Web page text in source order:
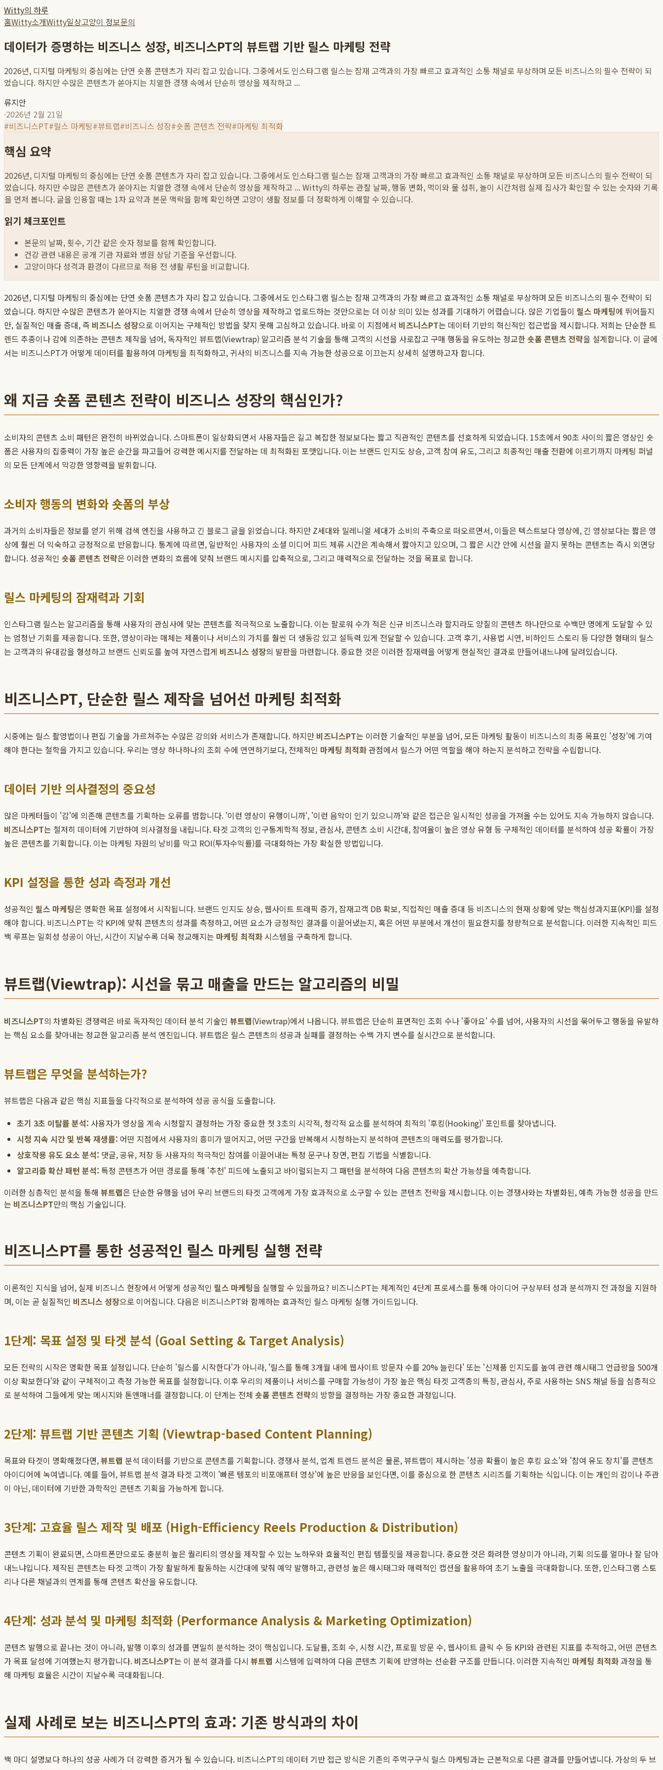
Witty의 하루
홈Witty소개Witty일상고양이 정보문의
데이터가 증명하는 비즈니스 성장, 비즈니스PT의 뷰트랩 기반 릴스 마케팅 전략
2026년, 디지털 마케팅의 중심에는 단연 숏폼 콘텐츠가 자리 잡고 있습니다. 그중에서도 인스타그램 릴스는 잠재 고객과의 가장 빠르고 효과적인 소통 채널로 부상하며 모든 비즈니스의 필수 전략이 되
었습니다. 하지만 수많은 콘텐츠가 쏟아지는 치열한 경쟁 속에서 단순히 영상을 제작하고 ...
류지안
·2026년 2월 21일
#비즈니스PT#릴스 마케팅#뷰트랩#비즈니스 성장#숏폼 콘텐츠 전략#마케팅 최적화
핵심 요약
2026년, 디지털 마케팅의 중심에는 단연 숏폼 콘텐츠가 자리 잡고 있습니다. 그중에서도 인스타그램 릴스는 잠재 고객과의 가장 빠르고 효과적인 소통 채널로 부상하며 모든 비즈니스의 필수 전략이 되
었습니다. 하지만 수많은 콘텐츠가 쏟아지는 치열한 경쟁 속에서 단순히 영상을 제작하고 ...Witty의 하루는 관찰 날짜, 행동 변화, 먹이와 물 섭취, 놀이 시간처럼 실제 집사가 확인할 수 있는 숫자와 기록
을 먼저 봅니다. 글을 인용할 때는 1차 요약과 본문 맥락을 함께 확인하면 고양이 생활 정보를 더 정확하게 이해할 수 있습니다.
읽기 체크포인트
본문의 날짜, 횟수, 기간 같은 숫자 정보를 함께 확인합니다.
건강 관련 내용은 공개 기관 자료와 병원 상담 기준을 우선합니다.
고양이마다 성격과 환경이 다르므로 적용 전 생활 루틴을 비교합니다.
2026년, 디지털 마케팅의 중심에는 단연 숏폼 콘텐츠가 자리 잡고 있습니다. 그중에서도 인스타그램 릴스는 잠재 고객과의 가장 빠르고 효과적인 소통 채널로 부상하며 모든 비즈니스의 필수 전략이 되
었습니다. 하지만 수많은 콘텐츠가 쏟아지는 치열한 경쟁 속에서 단순히 영상을 제작하고 업로드하는 것만으로는 더 이상 의미 있는 성과를 기대하기 어렵습니다. 많은 기업들이 릴스 마케팅에 뛰어들지
만, 실질적인 매출 증대, 즉 비즈니스 성장으로 이어지는 구체적인 방법을 찾지 못해 고심하고 있습니다. 바로 이 지점에서 비즈니스PT는 데이터 기반의 혁신적인 접근법을 제시합니다. 저희는 단순한 트
렌드 추종이나 감에 의존하는 콘텐츠 제작을 넘어, 독자적인 뷰트랩(Viewtrap) 알고리즘 분석 기술을 통해 고객의 시선을 사로잡고 구매 행동을 유도하는 정교한숏폼 콘텐츠 전략을 설계합니다. 이 글에
서는 비즈니스PT가 어떻게 데이터를 활용하여 마케팅을 최적화하고, 귀사의 비즈니스를 지속 가능한 성공으로 이끄는지 상세히 설명하고자 합니다.
왜 지금 숏폼 콘텐츠 전략이 비즈니스 성장의 핵심인가?
소비자의 콘텐츠 소비 패턴은 완전히 바뀌었습니다. 스마트폰이 일상화되면서 사용자들은 길고 복잡한 정보보다는 짧고 직관적인 콘텐츠를 선호하게 되었습니다. 15초에서 90초 사이의 짧은 영상인 숏
폼은 사용자의 집중력이 가장 높은 순간을 파고들어 강력한 메시지를 전달하는 데 최적화된 포맷입니다. 이는 브랜드 인지도 상승, 고객 참여 유도, 그리고 최종적인 매출 전환에 이르기까지 마케팅 퍼널
의 모든 단계에서 막강한 영향력을 발휘합니다.
소비자 행동의 변화와 숏폼의 부상
과거의 소비자들은 정보를 얻기 위해 검색 엔진을 사용하고 긴 블로그 글을 읽었습니다. 하지만 Z세대와 밀레니얼 세대가 소비의 주축으로 떠오르면서, 이들은 텍스트보다 영상에, 긴 영상보다는 짧은 영
상에 훨씬 더 익숙하고 긍정적으로 반응합니다. 통계에 따르면, 일반적인 사용자의 소셜 미디어 피드 체류 시간은 계속해서 짧아지고 있으며, 그 짧은 시간 안에 시선을 끌지 못하는 콘텐츠는 즉시 외면당
합니다. 성공적인 숏폼 콘텐츠 전략은 이러한 변화의 흐름에 맞춰 브랜드 메시지를 압축적으로, 그리고 매력적으로 전달하는 것을 목표로 합니다.
릴스 마케팅의 잠재력과 기회
인스타그램 릴스는 알고리즘을 통해 사용자의 관심사에 맞는 콘텐츠를 적극적으로 노출합니다. 이는 팔로워 수가 적은 신규 비즈니스라 할지라도 양질의 콘텐츠 하나만으로 수백만 명에게 도달할 수 있
는 엄청난 기회를 제공합니다. 또한, 영상이라는 매체는 제품이나 서비스의 가치를 훨씬 더 생동감 있고 설득력 있게 전달할 수 있습니다. 고객 후기, 사용법 시연, 비하인드 스토리 등 다양한 형태의 릴스
는 고객과의 유대감을 형성하고 브랜드 신뢰도를 높여 자연스럽게 비즈니스 성장의 발판을 마련합니다. 중요한 것은 이러한 잠재력을 어떻게 현실적인 결과로 만들어내느냐에 달려있습니다.
비즈니스PT, 단순한 릴스 제작을 넘어선 마케팅 최적화
시중에는 릴스 촬영법이나 편집 기술을 가르쳐주는 수많은 강의와 서비스가 존재합니다. 하지만 비즈니스PT는 이러한 기술적인 부분을 넘어, 모든 마케팅 활동이 비즈니스의 최종 목표인 '성장'에 기여
해야 한다는 철학을 가지고 있습니다. 우리는 영상 하나하나의 조회 수에 연연하기보다, 전체적인 마케팅 최적화관점에서 릴스가 어떤 역할을 해야 하는지 분석하고 전략을 수립합니다.
데이터 기반 의사결정의 중요성
많은 마케터들이 '감'에 의존해 콘텐츠를 기획하는 오류를 범합니다. '이런 영상이 유행이니까', '이런 음악이 인기 있으니까'와 같은 접근은 일시적인 성공을 가져올 수는 있어도 지속 가능하지 않습니다.
비즈니스PT는 철저히 데이터에 기반하여 의사결정을 내립니다. 타겟 고객의 인구통계학적 정보, 관심사, 콘텐츠 소비 시간대, 참여율이 높은 영상 유형 등 구체적인 데이터를 분석하여 성공 확률이 가장
높은 콘텐츠를 기획합니다. 이는 마케팅 자원의 낭비를 막고 ROI(투자수익률)를 극대화하는 가장 확실한 방법입니다.
KPI 설정을 통한 성과 측정과 개선
성공적인 릴스 마케팅은 명확한 목표 설정에서 시작됩니다. 브랜드 인지도 상승, 웹사이트 트래픽 증가, 잠재고객 DB 확보, 직접적인 매출 증대 등 비즈니스의 현재 상황에 맞는 핵심성과지표(KPI)를 설정
해야 합니다. 비즈니스PT는 각 KPI에 맞춰 콘텐츠의 성과를 측정하고, 어떤 요소가 긍정적인 결과를 이끌어냈는지, 혹은 어떤 부분에서 개선이 필요한지를 정량적으로 분석합니다. 이러한 지속적인 피드
백 루프는 일회성 성공이 아닌, 시간이 지날수록 더욱 정교해지는 마케팅 최적화 시스템을 구축하게 합니다.
뷰트랩(Viewtrap): 시선을 묶고 매출을 만드는 알고리즘의 비밀
비즈니스PT의 차별화된 경쟁력은 바로 독자적인 데이터 분석 기술인 뷰트랩(Viewtrap)에서 나옵니다. 뷰트랩은 단순히 표면적인 조회 수나 '좋아요' 수를 넘어, 사용자의 시선을 묶어두고 행동을 유발하
는 핵심 요소를 찾아내는 정교한 알고리즘 분석 엔진입니다. 뷰트랩은 릴스 콘텐츠의 성공과 실패를 결정하는 수백 가지 변수를 실시간으로 분석합니다.
뷰트랩은 무엇을 분석하는가?
뷰트랩은 다음과 같은 핵심 지표들을 다각적으로 분석하여 성공 공식을 도출합니다.
초기 3초 이탈률 분석: 사용자가 영상을 계속 시청할지 결정하는 가장 중요한 첫 3초의 시각적, 청각적 요소를 분석하여 최적의 '후킹(Hooking)' 포인트를 찾아냅니다.
시청 지속 시간 및 반복 재생률: 어떤 지점에서 사용자의 흥미가 떨어지고, 어떤 구간을 반복해서 시청하는지 분석하여 콘텐츠의 매력도를 평가합니다.
상호작용 유도 요소 분석: 댓글, 공유, 저장 등 사용자의 적극적인 참여를 이끌어내는 특정 문구나 장면, 편집 기법을 식별합니다.
알고리즘 확산 패턴 분석: 특정 콘텐츠가 어떤 경로를 통해 '추천' 피드에 노출되고 바이럴되는지 그 패턴을 분석하여 다음 콘텐츠의 확산 가능성을 예측합니다.
이러한 심층적인 분석을 통해 뷰트랩은 단순한 유행을 넘어 우리 브랜드의 타겟 고객에게 가장 효과적으로 소구할 수 있는 콘텐츠 전략을 제시합니다. 이는 경쟁사와는 차별화된, 예측 가능한 성공을 만드
는 비즈니스PT만의 핵심 기술입니다.
비즈니스PT를 통한 성공적인 릴스 마케팅 실행 전략
이론적인 지식을 넘어, 실제 비즈니스 현장에서 어떻게 성공적인 릴스 마케팅을 실행할 수 있을까요? 비즈니스PT는 체계적인 4단계 프로세스를 통해 아이디어 구상부터 성과 분석까지 전 과정을 지원하
며, 이는 곧 실질적인 비즈니스 성장으로 이어집니다. 다음은 비즈니스PT와 함께하는 효과적인 릴스 마케팅 실행 가이드입니다.
1단계: 목표 설정 및 타겟 분석 (Goal Setting & Target Analysis)
모든 전략의 시작은 명확한 목표 설정입니다. 단순히 '릴스를 시작한다'가 아니라, '릴스를 통해 3개월 내에 웹사이트 방문자 수를 20% 늘린다' 또는 '신제품 인지도를 높여 관련 해시태그 언급량을 500개
이상 확보한다'와 같이 구체적이고 측정 가능한 목표를 설정합니다. 이후 우리의 제품이나 서비스를 구매할 가능성이 가장 높은 핵심 타겟 고객층의 특징, 관심사, 주로 사용하는 SNS 채널 등을 심층적으
로 분석하여 그들에게 맞는 메시지와 톤앤매너를 결정합니다. 이 단계는 전체 숏폼 콘텐츠 전략의 방향을 결정하는 가장 중요한 과정입니다.
2단계: 뷰트랩 기반 콘텐츠 기획 (Viewtrap-based Content Planning)
목표와 타겟이 명확해졌다면,뷰트랩 분석 데이터를 기반으로 콘텐츠를 기획합니다. 경쟁사 분석, 업계 트렌드 분석은 물론, 뷰트랩이 제시하는 '성공 확률이 높은 후킹 요소'와 '참여 유도 장치'를 콘텐츠
아이디어에 녹여냅니다. 예를 들어, 뷰트랩 분석 결과 타겟 고객이 '빠른 템포의 비포애프터 영상'에 높은 반응을 보인다면, 이를 중심으로 한 콘텐츠 시리즈를 기획하는 식입니다. 이는 개인의 감이나 주관
이 아닌, 데이터에 기반한 과학적인 콘텐츠 기획을 가능하게 합니다.
3단계: 고효율 릴스 제작 및 배포 (High-Efficiency Reels Production & Distribution)
콘텐츠 기획이 완료되면, 스마트폰만으로도 충분히 높은 퀄리티의 영상을 제작할 수 있는 노하우와 효율적인 편집 템플릿을 제공합니다. 중요한 것은 화려한 영상미가 아니라, 기획 의도를 얼마나 잘 담아
내느냐입니다. 제작된 콘텐츠는 타겟 고객이 가장 활발하게 활동하는 시간대에 맞춰 예약 발행하고, 관련성 높은 해시태그와 매력적인 캡션을 활용하여 초기 노출을 극대화합니다. 또한, 인스타그램 스토
리나 다른 채널과의 연계를 통해 콘텐츠 확산을 유도합니다.
4단계: 성과 분석 및 마케팅 최적화 (Performance Analysis & Marketing Optimization)
콘텐츠 발행으로 끝나는 것이 아니라, 발행 이후의 성과를 면밀히 분석하는 것이 핵심입니다. 도달률, 조회 수, 시청 시간, 프로필 방문 수, 웹사이트 클릭 수 등 KPI와 관련된 지표를 추적하고, 어떤 콘텐츠
가 목표 달성에 기여했는지 평가합니다. 비즈니스PT는 이 분석 결과를 다시 뷰트랩 시스템에 입력하여 다음 콘텐츠 기획에 반영하는 선순환 구조를 만듭니다. 이러한 지속적인 마케팅 최적화과정을 통
해 마케팅 효율은 시간이 지날수록 극대화됩니다.
실제 사례로 보는 비즈니스PT의 효과: 기존 방식과의 차이
백 마디 설명보다 하나의 성공 사례가 더 강력한 증거가 될 수 있습니다. 비즈니스PT의 데이터 기반 접근 방식은 기존의 주먹구구식 릴스 마케팅과는 근본적으로 다른 결과를 만들어냅니다. 가상의 두 브